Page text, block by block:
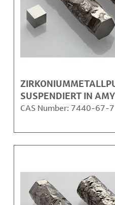
SUSPENDIERT IN
CAS Number: 7440-67-7